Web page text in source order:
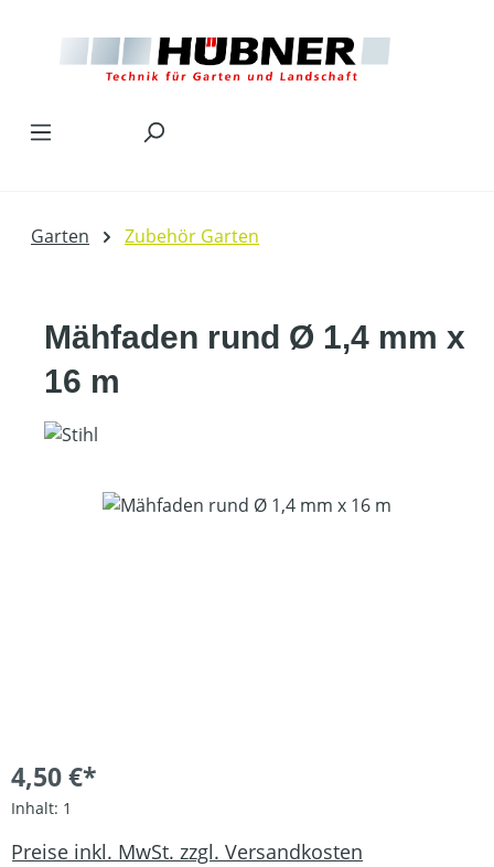
Garten Zubehör Garten
Mähfaden rund Ø 1,4 mm x
16 m
Bildergalerie überspringen
4,50 €*
Inhalt: 1
Preise inkl. MwSt. zzgl. Versandkosten